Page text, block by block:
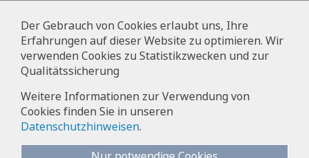
+49 2841 911-0,www.moers-frischeprodukte.de
Impressum
Datenschutz
Bewerbermanagement
Der Gebrauch von Cookies erlaubt uns, Ihre
Erfahrungen auf dieser Website zu optimieren. Wir
verwenden Cookies zu Statistikzwecken und zur
Qualitätssicherung
Weitere Informationen zur Verwendung von
Cookies finden Sie in unseren
Datenschutzhinweisen.